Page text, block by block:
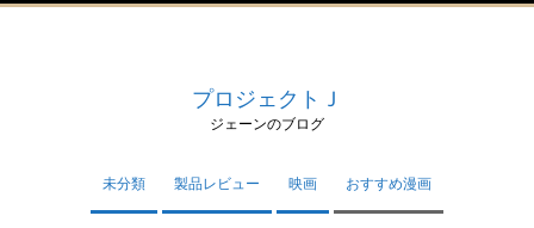
プロジェクトＪ
ジェーンのブログ
未分類 製品レビュー 映画 おすすめ漫画